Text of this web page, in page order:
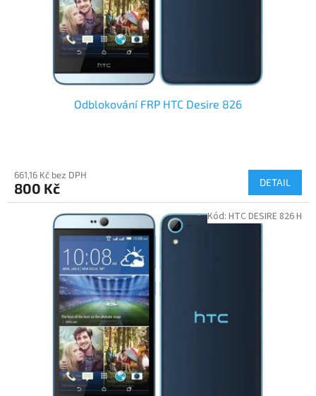
Odblokování FRP HTC Desire 826
661,16 Kč bez DPH
800 Kč DETAIL
Kód: HTC DESIRE 826 H